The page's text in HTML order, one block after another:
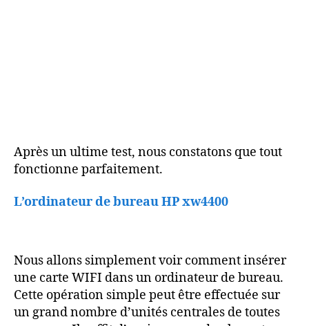
Après un ultime test, nous constatons que tout
fonctionne parfaitement.
L’ordinateur de bureau HP xw4400
Nous allons simplement voir comment insérer
une carte WIFI dans un ordinateur de bureau.
Cette opération simple peut être effectuée sur
un grand nombre d’unités centrales de toutes